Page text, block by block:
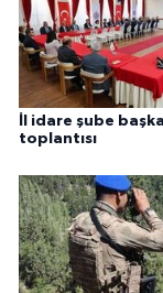
İl idare şube
toplantısı